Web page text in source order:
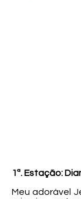
1ª. Estação:
Meu adorável